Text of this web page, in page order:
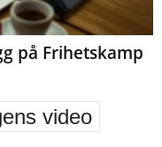
på Frihetskamp
video